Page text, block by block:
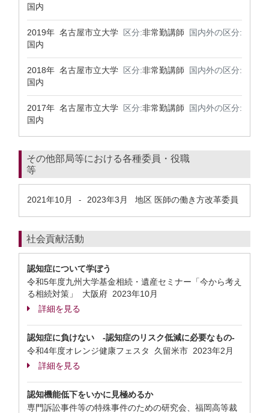
国内
2019年 名古屋市立大学 区分:非常勤講師
国内外の区分:
国内
2018年 名古屋市立大学 区分:非常勤講師
国内外の区分:
国内
2017年 名古屋市立大学 区分:非常勤講師
国内外の区分:
国内
その他部局等における各種委員・役職
等
2021年10月 - 2023年3月 地区 医師の働き方改革委員
社会貢献活動
認知症について学ぼう
令和5年度九州大学基金相続・遺産セミナー「今から考え
る相続対策」 大阪府 2023年10月
詳細を見る
認知症に負けない -認知症のリスク低減に必要なもの-
令和4年度オレンジ健康フェスタ 久留米市 2023年2月
詳細を見る
認知機能低下をいかに見極めるか
専門訴訟事件等の特殊事件のための研究会、福岡高等裁